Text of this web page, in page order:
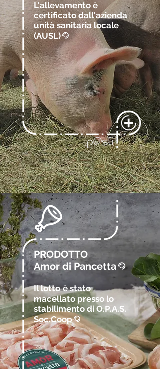
L'allevamento è
certificatodall'azienda
unità sanitaria locale
(AUSL)@
PRODOTTO
Amor di Pancetta@
Il lotto è stato
macellato presso lo
stabilimento di O.P.A.S.
Soc.Coop@